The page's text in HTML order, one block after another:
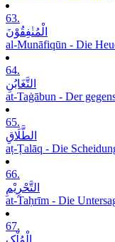
63.
الْمُنٰفِقُوْنَ
al-Munāfiqūn - Die
64.
التَّغَابُنِ
at-Taġābun - Der
65.
الطَّلَاقِ
aṭ-Ṭalāq - Die
66.
التَّحْرِیْمِ
at-Taḥrīm - Die
67.